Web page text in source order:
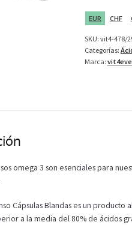
-
120
EUR CHF
SKU: vit4-478/
Categorías:
Marca:
omega 3 son esenciales para
Cápsulas Blandas es un
a la media del 80% de ácidos